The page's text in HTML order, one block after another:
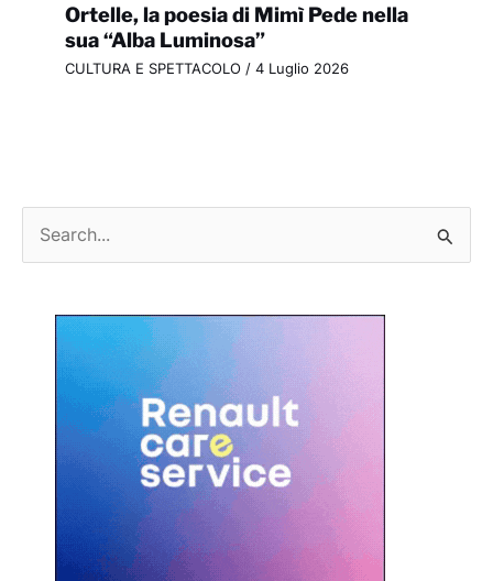
Ortelle, la poesia di Mimì Pede nella
sua “Alba Luminosa”
CULTURA E SPETTACOLO / 4 Luglio 2026